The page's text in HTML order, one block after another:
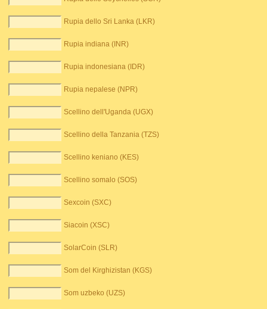
Rupia dello Sri Lanka (LKR)
Rupia indiana (INR)
Rupia indonesiana (IDR)
Rupia nepalese (NPR)
Scellino dell'Uganda (UGX)
Scellino della Tanzania (TZS)
Scellino keniano (KES)
Scellino somalo (SOS)
Sexcoin (SXC)
Siacoin (XSC)
SolarCoin (SLR)
Som del Kirghizistan (KGS)
Som uzbeko (UZS)